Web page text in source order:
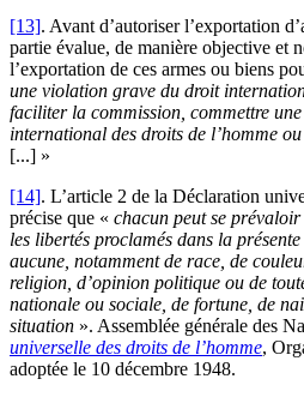
[13]. Avant d’autoriser l’exportation
partie évalue, de manière objective et
l’exportation de ces armes ou biens
une violation grave du droit
faciliter la commission, commettre
international des droits de l’homme
[...] »
[14]. L’article 2 de la Déclaration
précise que « chacun peut se
les libertés proclamés dans la
aucune, notamment de race, de
religion, d’opinion politique ou de
nationale ou sociale, de fortune, de
situation ». Assemblée générale des
universelle des droits de l’homme,
adoptée le 10 décembre 1948.